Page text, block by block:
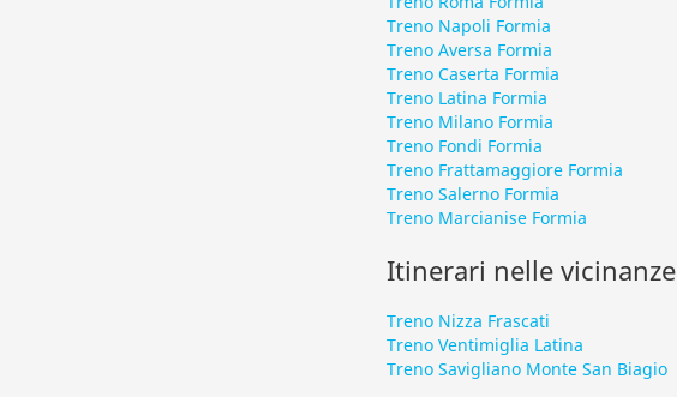
Treno Napoli Formia
Treno Aversa Formia
Treno Caserta Formia
Treno Latina Formia
Treno Milano Formia
Treno Fondi Formia
Treno Frattamaggiore Formia
Treno Salerno Formia
Treno Marcianise Formia
Itinerari nelle vicinanze
Treno Nizza Frascati
Treno Ventimiglia Latina
Treno Savigliano Monte San Biagio